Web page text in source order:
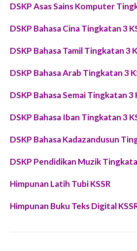
DSKP Asas Sains Komputer
DSKP Bahasa Cina Tingkatan 3
DSKP Bahasa Tamil Tingkatan 3
DSKP Bahasa Arab Tingkatan 3
DSKP Bahasa Semai Tingkatan 3
DSKP Bahasa Iban Tingkatan 3
DSKP Bahasa Kadazandusun
DSKP Pendidikan Muzik
Himpunan Latih Tubi KSSR
Himpunan Buku Teks Digital